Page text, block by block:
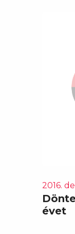
2016.
évet